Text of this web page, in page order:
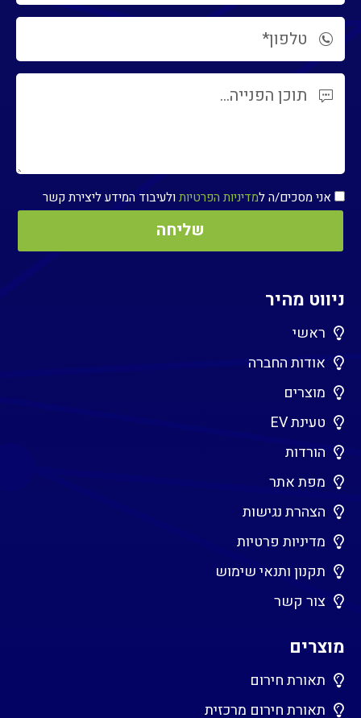
אני מסכים/ה למדיניות הפרטיותולעיבוד המידע ליצירת קשר
ניווט מהיר
ראשי
אודות החברה
מוצרים
טעינת EV
הורדות
מפת אתר
הצהרת נגישות
מדיניות פרטיות
תקנון ותנאי שימוש
צור קשר
מוצרים
תאורת חירום
תאורת חירום מרכזית